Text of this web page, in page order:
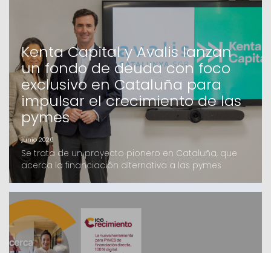
Kenta Capital y Avalis lanzan
un fondo de deuda con foco
exclusivo en Cataluña para
impulsar el crecimiento de las
pymes
junio 2026
Se trata de un proyecto pionero en Cataluña, que
acerca la financiación alternativa a las pymes
catalanas, en el que Avalis y Kenta Capital llevan
trabajando varios meses y que cuenta con el apoyo
de un grupo de inversores, tanto Family Offices
como Institucionales, mayoritariamente catalanesEl
fondo, que ofrecerá financiación de hasta 4 millones
d